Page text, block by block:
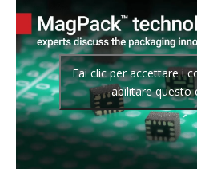
Fai clic per accettare i
abilitare questo